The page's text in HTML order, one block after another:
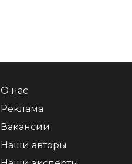
О нас
Реклама
Вакансии
Наши авторы